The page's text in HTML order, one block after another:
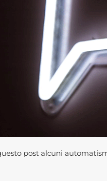
post alcuni